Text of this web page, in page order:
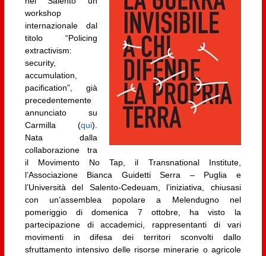
workshop
internazionale dal
titolo “Policing
extractivism:
security,
accumulation,
pacification”, già
precedentemente
annunciato su
Carmilla (qui).
Nata dalla
collaborazione tra
il Movimento No Tap, il Transnational Institute,
l’Associazione Bianca Guidetti Serra – Puglia e
l’Università del Salento-Cedeuam, l’iniziativa, chiusasi
con un’assemblea popolare a Melendugno nel
pomeriggio di domenica 7 ottobre, ha visto la
partecipazione di accademici, rappresentanti di vari
movimenti in difesa dei territori sconvolti dallo
sfruttamento intensivo delle risorse minerarie o agricole